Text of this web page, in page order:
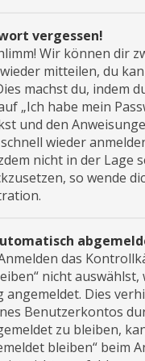
vergessen!
Wir können dir
mitteilen, du
machst du, indem
„Ich habe mein
und den
wieder
nicht in der Lage
so wende
das
nicht
angemeldet. Dies
Benutzerkontos
zu bleiben,
bleiben“ beim